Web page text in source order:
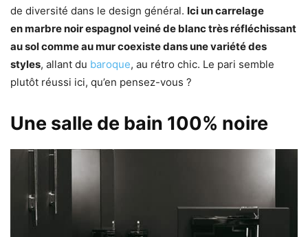
de diversité dans le design général. Ici un carrelage
en marbre noir espagnol veiné de blanc très réfléchissant
au sol comme au mur coexiste dans une variété des
styles, allant du baroque, au rétro chic. Le pari semble
plutôt réussi ici, qu’en pensez-vous ?
Une salle de bain 100% noire